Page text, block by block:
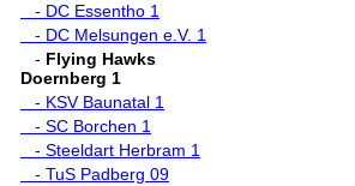
- DC Essentho 1
- DC Melsungen e.V. 1
- Flying Hawks
Doernberg 1
- KSV Baunatal 1
- SC Borchen 1
- Steeldart Herbram 1
- TuS Padberg 09